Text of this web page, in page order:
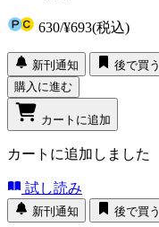
630/¥693(税込)
新刊通知
後で買う
購入に進む
カートに追加
カートに追加しました
試し読み
新刊通知 後で買う